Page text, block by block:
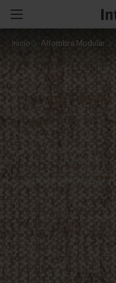
Inicio Alfombra Modular